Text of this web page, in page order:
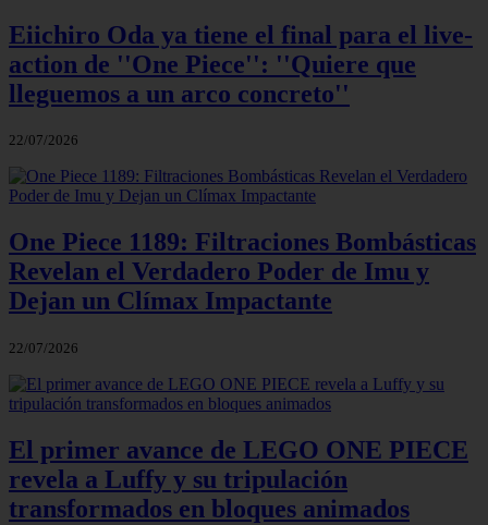
Eiichiro Oda ya tiene el final para el live-
action de ''One Piece'': ''Quiere que
lleguemos a un arco concreto''
22/07/2026
One Piece 1189: Filtraciones Bombásticas
Revelan el Verdadero Poder de Imu y
Dejan un Clímax Impactante
22/07/2026
El primer avance de LEGO ONE PIECE
revela a Luffy y su tripulación
transformados en bloques animados